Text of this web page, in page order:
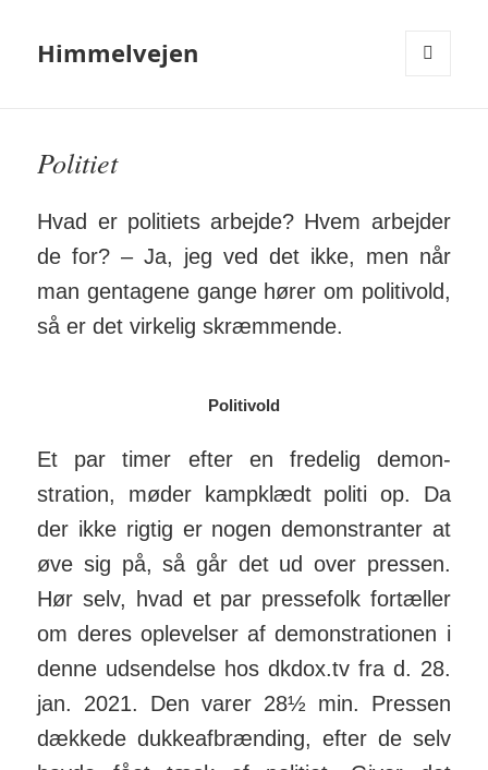
Himmelvejen
Politiet
Hvad er politiets arbejde? Hvem arbejder
de for? – Ja, jeg ved det ikke, men når
man gentagene gange hører om politivold,
så er det virkelig skræmmende.
Politivold
Et par timer efter en fredelig demon­
stration, møder kamp­klædt politi op. Da
der ikke rigtig er nogen demon­stranter at
øve sig på, så går det ud over pressen.
Hør selv, hvad et par presse­folk for­tæller
om deres op­levelser af demon­strationen i
denne ud­sendelse hos dkdox.tv fra d. 28.
jan. 2021. Den varer 28½ min. Pressen
dækkede dukke­af­brænding, efter de selv